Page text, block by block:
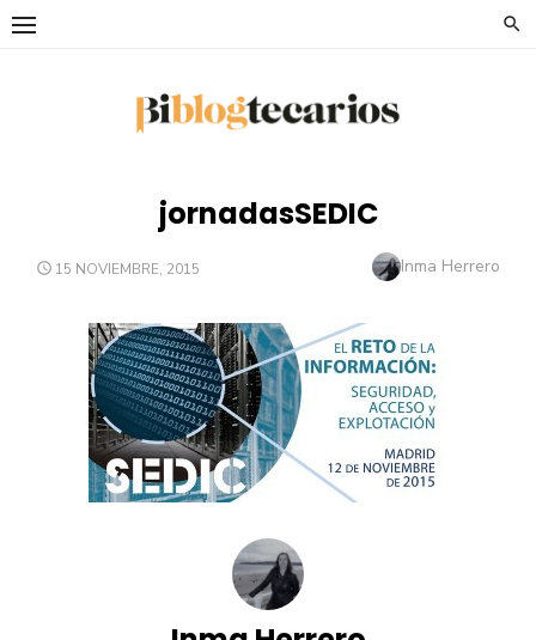
Saltar
jornadasSEDIC
PUBLICADO
15 NOVIEMBRE, 2015 Autor
Inma Herrero